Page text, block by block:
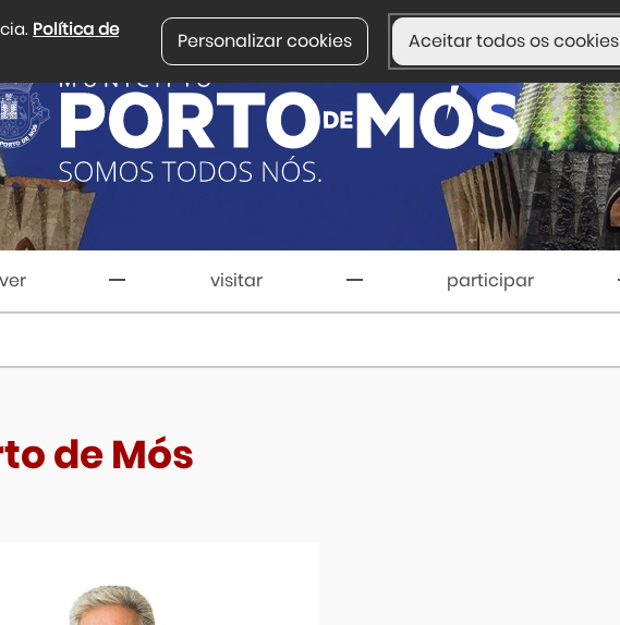
Política de Personalizar cookies Aceitar todos os cookies
visitar participar
de Mós